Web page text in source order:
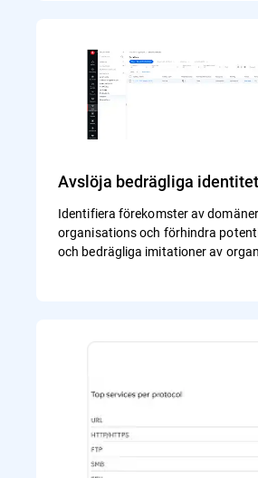
Avslöja bedrägliga
Identifiera förekomster av
organisations och förhindra
och bedrägliga imitationer av